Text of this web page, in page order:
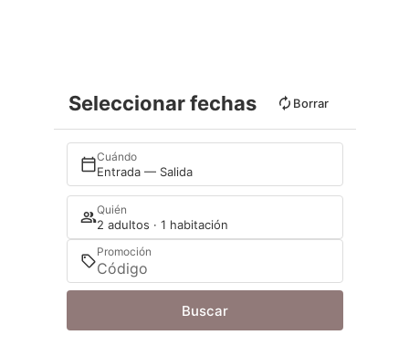
Seleccionar fechas Borrar
Cuándo
Entrada — Salida
Quién
2 adultos · 1 habitación
Promoción
Buscar